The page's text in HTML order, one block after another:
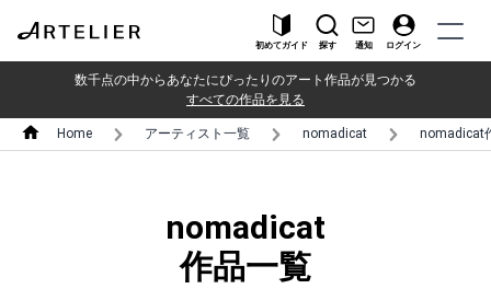
初めてガイド 探す 通知 ログイン
数千点の中からあなたにぴったりのアート作品が見つかる
すべての作品を見る
Home アーティスト一覧 nomadicat nomadicat
nomadicat
作品一覧